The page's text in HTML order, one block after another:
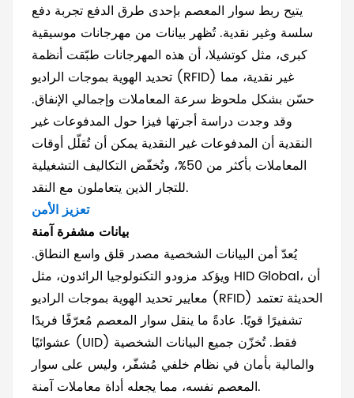
يتيح ربط سوار المعصم بإحدى طرق الدفع تجربة دفع
سلسة وغير نقدية. تُظهر بيانات من مهرجانات موسيقية
كبرى، مثل كوتشيلا، أن هذه المهرجانات طبّقت أنظمة
تحديد الهوية بموجات الراديو (RFID) غير نقدية، مما
حسّن بشكل ملحوظ سرعة المعاملات وإجمالي الإنفاق.
وقد وجدت دراسة أجرتها فيزا حول المدفوعات غير
النقدية أن المدفوعات غير النقدية يمكن أن تُقلّل أوقات
المعاملات بأكثر من 50%، وتُخفّض التكاليف التشغيلية
للتجار الذين يتعاملون مع النقد.
تعزيز الأمن
بيانات مشفرة آمنة
يُعدّ أمن البيانات الشخصية مصدر قلق واسع النطاق.
ويؤكد مزودو التكنولوجيا الرائدون، مثل HID Global، أن
معايير تحديد الهوية بموجات الراديو (RFID) الحديثة تعتمد
تشفيرًا قويًا. عادةً ما ينقل سوار المعصم مُعرّفًا فريدًا
عشوائيًا (UID) فقط. تُخزّن جميع البيانات الشخصية
والمالية بأمان في نظام خلفي مُشفّر، وليس على سوار
المعصم نفسه، مما يجعله أداة معاملات آمنة.